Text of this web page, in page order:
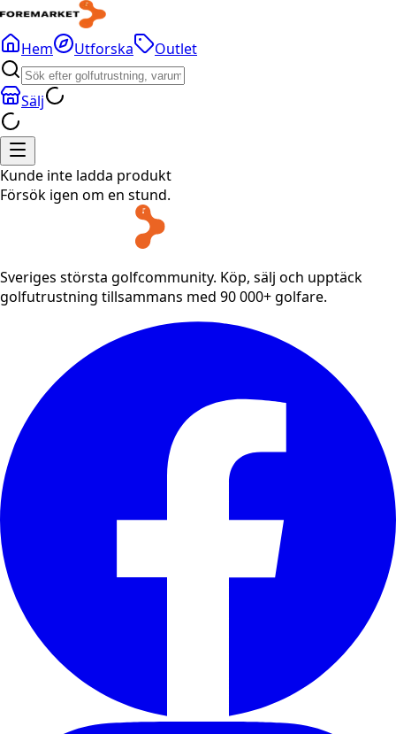
Hem Utforska Outlet
Sälj
Kunde inte ladda produkt
Försök igen om en stund.
Sveriges största golfcommunity. Köp, sälj och upptäck
golfutrustning tillsammans med 90 000+ golfare.